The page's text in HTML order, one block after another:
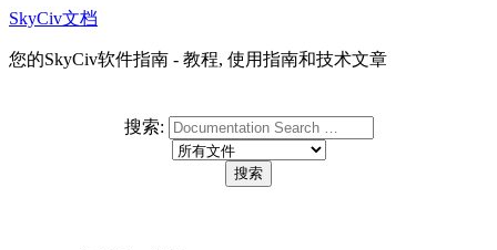
SkyCiv文档
您的SkyCiv软件指南 - 教程, 使用指南和技术文章
搜索: